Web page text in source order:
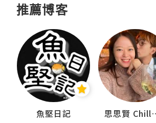
推薦博客
魚堅日記 思思